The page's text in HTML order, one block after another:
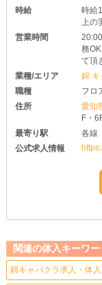
時給
時給
上
営業時間
務
て頂
業種/エリア
錦 キ
職種
フロ
住所
愛知
F・
最寄り駅
各線
公式求人情報
関連の体入キーワー
錦キャバクラ求人・体入